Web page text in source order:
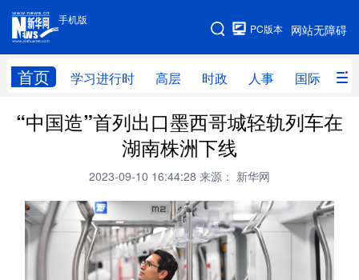
手机版
网站无障碍
PC版本
首页 学习进行时 高层 时政 人事 国际 财
手机版
网站地图
学习进行时 高层 时政 人事
财经 网评
全球连线
科技 科创 量子 体育
文化 书画 健康 军事
“中国造”首列出口墨西哥城轻轨列车在
湖南株洲下线
2023-09-10 16:44:28 来源： 新华网